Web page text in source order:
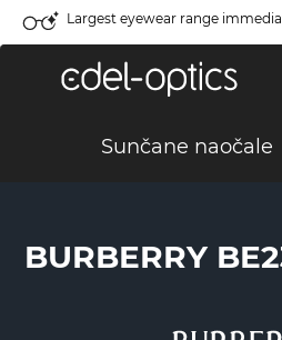
Largest eyewear range
Sunčane naočale
BURBERRY